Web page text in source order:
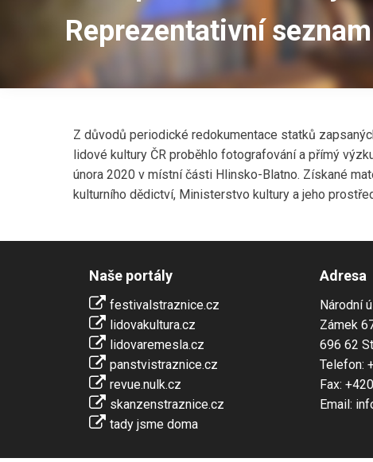
Reprezentativní
Z důvodů periodické redokumentace statků
lidové kultury ČR proběhlo fotografování a přímý
února 2020 v místní části Hlinsko-Blatno. Získané
kulturního dědictví, Ministerstvo kultury a jeho
Naše portály
festivalstraznice.cz
lidovakultura.cz
lidovaremesla.cz
panstvistraznice.cz
revue.nulk.cz
skanzenstraznice.cz
tady jsme doma
Adresa
Národní
Zámek
696 62
Telefon:
Fax:
Email: